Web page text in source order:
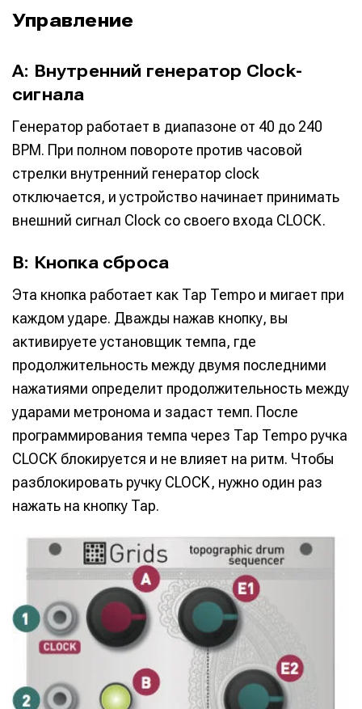
Управление
A: Внутренний генератор Clock-
сигнала
Генератор работает в диапазоне от 40 до 240
BPM. При полном повороте против часовой
стрелки внутренний генератор clock
отключается, и устройство начинает принимать
внешний сигнал Clock со своего входа CLOCK.
B: Кнопка сброса
Эта кнопка работает как Tap Tempo и мигает при
каждом ударе. Дважды нажав кнопку, вы
активируете установщик темпа, где
продолжительность между двумя последними
нажатиями определит продолжительность между
ударами метронома и задаст темп. После
программирования темпа через Tap Tempo ручка
CLOCK блокируется и не влияет на ритм. Чтобы
разблокировать ручку CLOCK, нужно один раз
нажать на кнопку Tap.